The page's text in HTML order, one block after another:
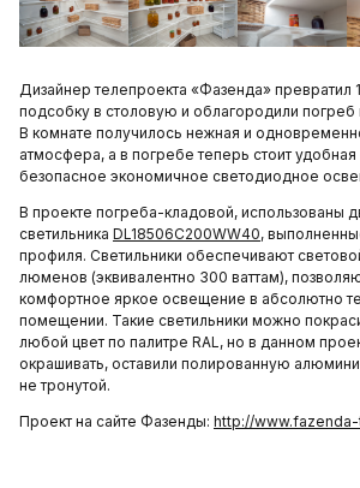
Дизайнер телепроекта «Фазенда»
подсобку в столовую и облагородили погреб
В комнате получилось нежная и
атмосфера, а в погребе теперь стоит
безопасное экономичное светодиодное
В проекте погреба-кладовой, использованы
светильника DL18506C200WW40,
профиля. Светильники обеспечивают
люменов (эквивалентно 300 ваттам),
комфортное яркое освещение в абсолютно
помещении. Такие светильники можно
любой цвет по палитре RAL, но в данном
окрашивать, оставили полированную
не тронутой.
Проект на сайте Фазенды: http://www.fazenda-